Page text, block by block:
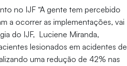
no IJF “A gente tem percebido
a ocorrer as implementações, vai
do IJF, Luciene Miranda,
lesionados em acidentes de
uma redução de 42% nas